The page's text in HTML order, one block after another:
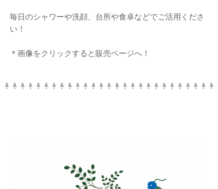
毎日のシャワーや洗顔、台所や食卓などでご活用くださ
い！
＊画像をクリックすると販売ページへ！